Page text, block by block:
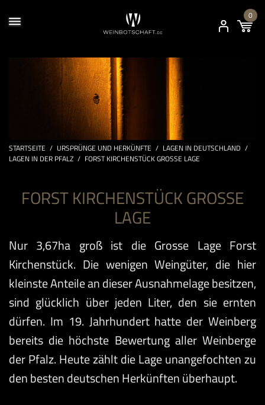
0
STARTSEITE / URSPRÜNGE UND HERKÜNFTE / LAGEN IN DEUTSCHLAND /
LAGEN IN DER PFALZ / FORST KIRCHENSTÜCK GROSSE LAGE
FORST KIRCHENSTÜCK GROSSE
LAGE
Nur 3,67ha groß ist die Grosse Lage Forst
Kirchenstück. Die wenigen Weingüter, die hier
kleinste Anteile an dieser Ausnahmelage besitzen,
sind glücklich über jeden Liter, den sie ernten
dürfen. Im 19. Jahrhundert hatte der Weinberg
bereits die höchste Bewertung aller Weinberge
der Pfalz. Heute zählt die Lage unangefochten zu
den besten deutschen Herkünften überhaupt.